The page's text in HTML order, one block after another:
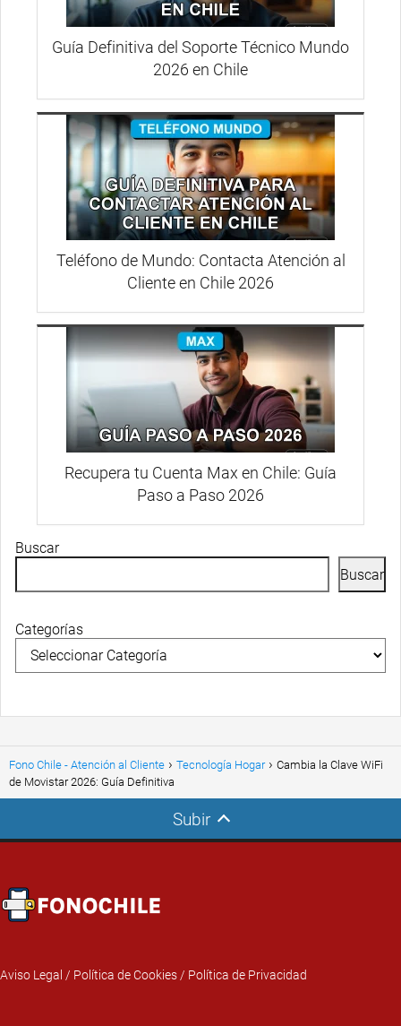
Guía Definitiva del Soporte Técnico Mundo
2026 en Chile
Teléfono de Mundo: Contacta Atención al
Cliente en Chile 2026
Recupera tu Cuenta Max en Chile: Guía
Paso a Paso 2026
Buscar
Buscar
Categorías
Fono Chile - Atención al Cliente Tecnología Hogar
Cambia la Clave WiFi
de Movistar 2026: Guía Definitiva
Subir
Aviso Legal / Política de Cookies / Política de Privacidad